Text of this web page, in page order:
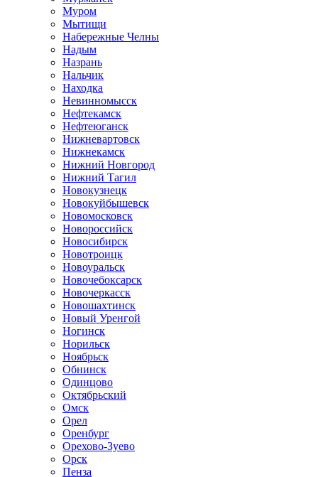
Муром
Мытищи
Набережные Челны
Надым
Назрань
Нальчик
Находка
Невинномысск
Нефтекамск
Нефтеюганск
Нижневартовск
Нижнекамск
Нижний Новгород
Нижний Тагил
Новокузнецк
Новокуйбышевск
Новомосковск
Новороссийск
Новосибирск
Новотроицк
Новоуральск
Новочебоксарск
Новочеркасск
Новошахтинск
Новый Уренгой
Ногинск
Норильск
Ноябрьск
Обнинск
Одинцово
Октябрьский
Омск
Орел
Оренбург
Орехово-Зуево
Орск
Пенза